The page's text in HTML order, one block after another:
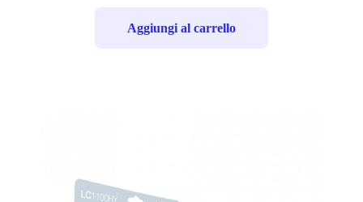
Aggiungi al carrello